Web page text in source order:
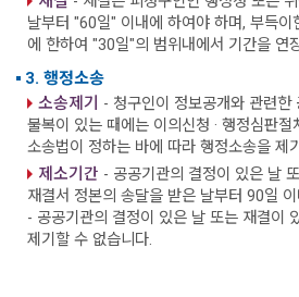
날부터 "60일" 이내에 하여야 하며, 부득
에 한하여 "30일"의 범위내에서 기간을 연
3. 행정소송
소송제기
- 청구인이 정보공개와 관련한
불복이 있는 때에는 이의신청 · 행정심판
소송법이 정하는 바에 따라 행정소송을 제
제소기간 - 공공기관의 결정이 있은 날
재결서 정본의 송달을 받은 날부터 90일
- 공공기관의 결정이 있은 날 또는 재결이
제기할 수 없습니다.